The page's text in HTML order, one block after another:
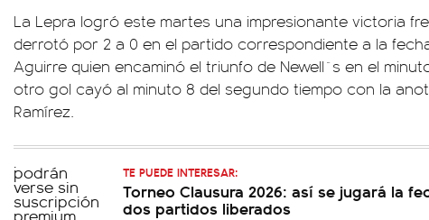
La Lepra logró este martes una impresionante victoria
derrotó por 2 a 0 en el partido correspondiente a la
Aguirre quien encaminó el triunfo de Newell`s en el
otro gol cayó al minuto 8 del segundo tiempo con la
Ramírez.
TE PUEDE INTERESAR:
Torneo Clausura 2026: así se jugará la
dos partidos liberados